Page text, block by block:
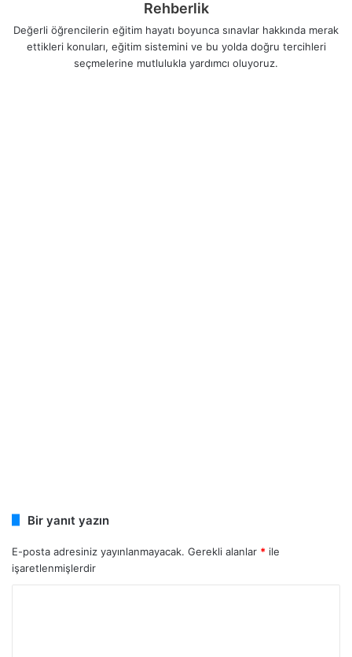
Rehberlik
Değerli öğrencilerin eğitim hayatı boyunca sınavlar hakkında merak
ettikleri konuları, eğitim sistemini ve bu yolda doğru tercihleri
seçmelerine mutlulukla yardımcı oluyoruz.
Bir yanıt yazın
E-posta adresiniz yayınlanmayacak. Gerekli alanlar * ile
işaretlenmişlerdir